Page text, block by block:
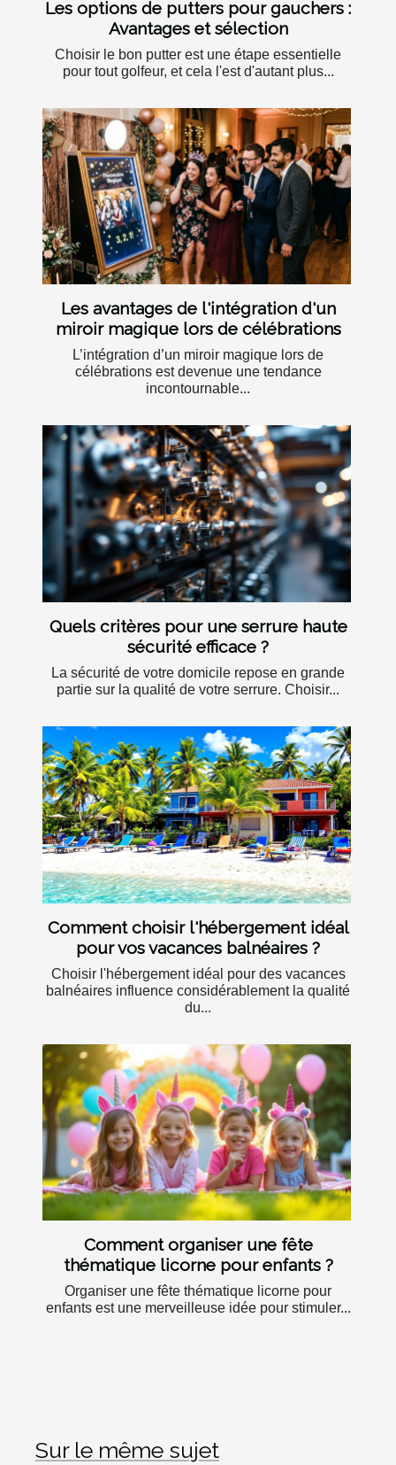
Les options de putters pour gauchers :
Avantages et sélection
Choisir le bon putter est une étape essentielle
pour tout golfeur, et cela l'est d'autant plus...
Les avantages de l'intégration d'un
miroir magique lors de célébrations
L’intégration d’un miroir magique lors de
célébrations est devenue une tendance
incontournable...
Quels critères pour une serrure haute
sécurité efficace ?
La sécurité de votre domicile repose en grande
partie sur la qualité de votre serrure. Choisir...
Comment choisir l'hébergement idéal
pour vos vacances balnéaires ?
Choisir l'hébergement idéal pour des vacances
balnéaires influence considérablement la qualité
du...
Comment organiser une fête
thématique licorne pour enfants ?
Organiser une fête thématique licorne pour
enfants est une merveilleuse idée pour stimuler...
Sur le même sujet